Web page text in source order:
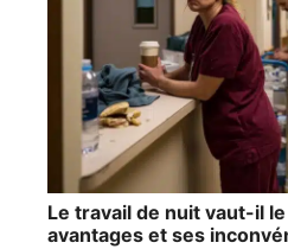
Le travail de nuit vaut-il
avantages et ses